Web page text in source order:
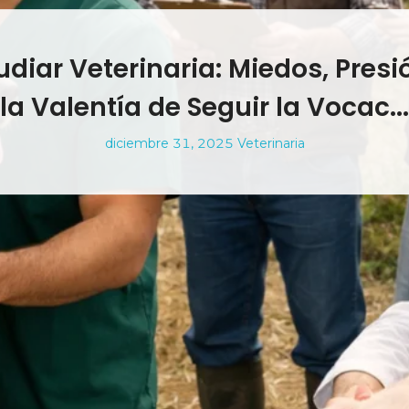
Veterinaria: Miedos,
la Valentía de Seguir la Vocac...
diciembre 31, 2025 Veterinaria